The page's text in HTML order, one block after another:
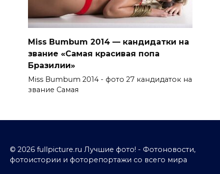
Miss Bumbum 2014 — кандидатки на
звание «Самая красивая попа
Бразилии»
Miss Bumbum 2014 - фото 27 кандидаток на
звание Самая
© 2026 fullpicture.ru Лучшие фото! - Фотоновости,
фотоистории и фоторепортажи со всего мира